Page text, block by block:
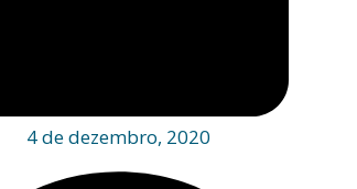
4 de dezembro, 2020